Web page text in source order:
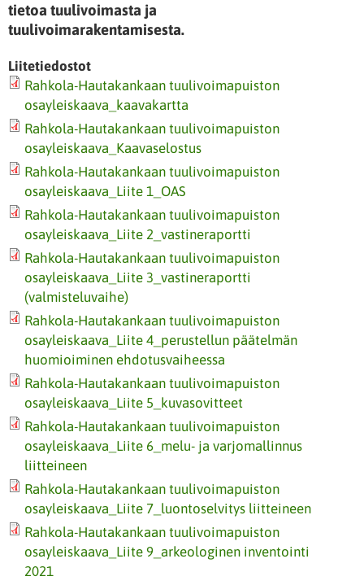
tietoa tuulivoimasta ja
tuulivoimarakentamisesta.
Liitetiedostot
Rahkola-Hautakankaan tuulivoimapuiston
osayleiskaava_kaavakartta
Rahkola-Hautakankaan tuulivoimapuiston
osayleiskaava_Kaavaselostus
Rahkola-Hautakankaan tuulivoimapuiston
osayleiskaava_Liite 1_OAS
Rahkola-Hautakankaan tuulivoimapuiston
osayleiskaava_Liite 2_vastineraportti
Rahkola-Hautakankaan tuulivoimapuiston
osayleiskaava_Liite 3_vastineraportti
(valmisteluvaihe)
Rahkola-Hautakankaan tuulivoimapuiston
osayleiskaava_Liite 4_perustellun päätelmän
huomioiminen ehdotusvaiheessa
Rahkola-Hautakankaan tuulivoimapuiston
osayleiskaava_Liite 5_kuvasovitteet
Rahkola-Hautakankaan tuulivoimapuiston
osayleiskaava_Liite 6_melu- ja varjomallinnus
liitteineen
Rahkola-Hautakankaan tuulivoimapuiston
osayleiskaava_Liite 7_luontoselvitys liitteineen
Rahkola-Hautakankaan tuulivoimapuiston
osayleiskaava_Liite 9_arkeologinen inventointi
2021